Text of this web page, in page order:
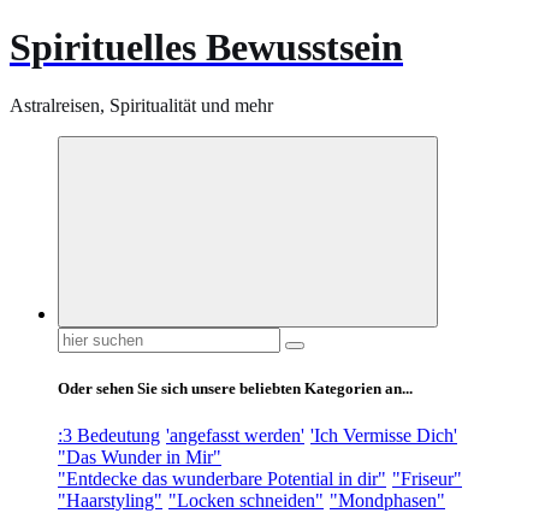
Spirituelles Bewusstsein
Astralreisen, Spiritualität und mehr
Suchen
nach:
Oder sehen Sie sich unsere beliebten Kategorien an...
:3 Bedeutung 'angefasst werden' 'Ich Vermisse Dich'
"Das Wunder in Mir"
"Entdecke das wunderbare Potential in dir" "Friseur"
"Haarstyling" "Locken schneiden" "Mondphasen"